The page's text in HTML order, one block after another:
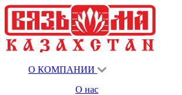
О КОМПАНИИ
О нас